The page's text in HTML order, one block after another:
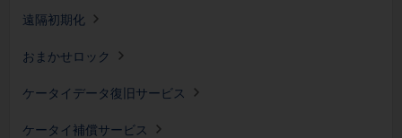
遠隔初期化
おまかせロック
ケータイデータ復旧サービス
ケータイ補償サービス